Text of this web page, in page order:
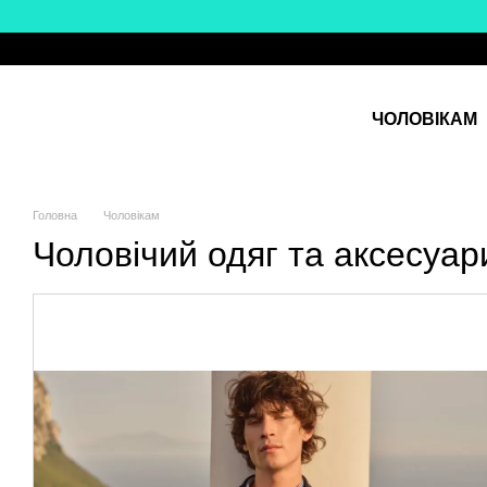
ЧОЛОВІКАМ
Головна Чоловікам
Чоловічий одяг та